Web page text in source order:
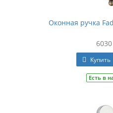
Оконная ручка
Купить
Есть в